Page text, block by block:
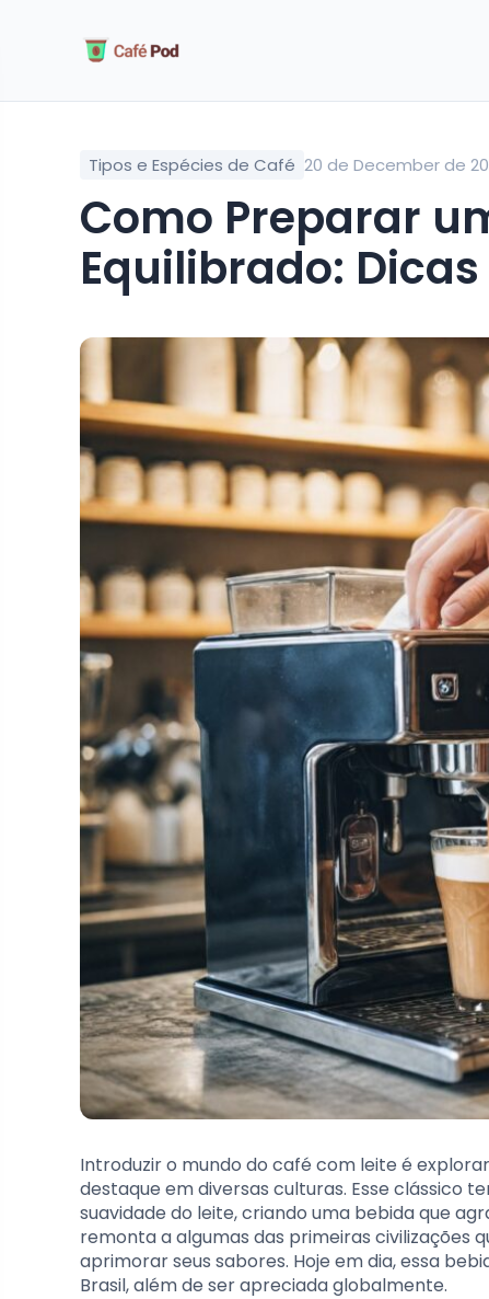
Tipos e Espécies de Café 20 de December de
Como Preparar um Café com Leite
Equilibrado:
Introduzir o mundo do café com leite é
destaque em diversas culturas. Esse clássico
suavidade do leite, criando uma bebida que
remonta a algumas das primeiras civilizações
aprimorar seus sabores. Hoje em dia, essa
Brasil, além de ser apreciada globalmente.